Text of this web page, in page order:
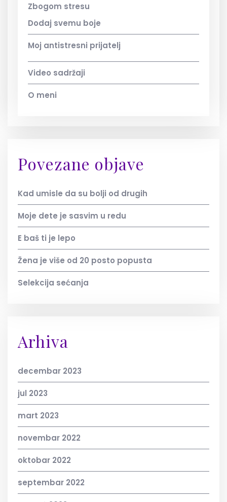
Zbogom stresu
Dodaj svemu boje
Moj antistresni prijatelj
Video sadržaji
O meni
Povezane objave
Kad umisle da su bolji od drugih
Moje dete je sasvim u redu
E baš ti je lepo
Žena je više od 20 posto popusta
Selekcija sećanja
Arhiva
decembar 2023
jul 2023
mart 2023
novembar 2022
oktobar 2022
septembar 2022